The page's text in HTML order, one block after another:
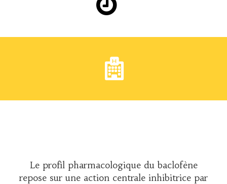
Le profil pharmacologique du baclofène
repose sur une action centrale inhibitrice par